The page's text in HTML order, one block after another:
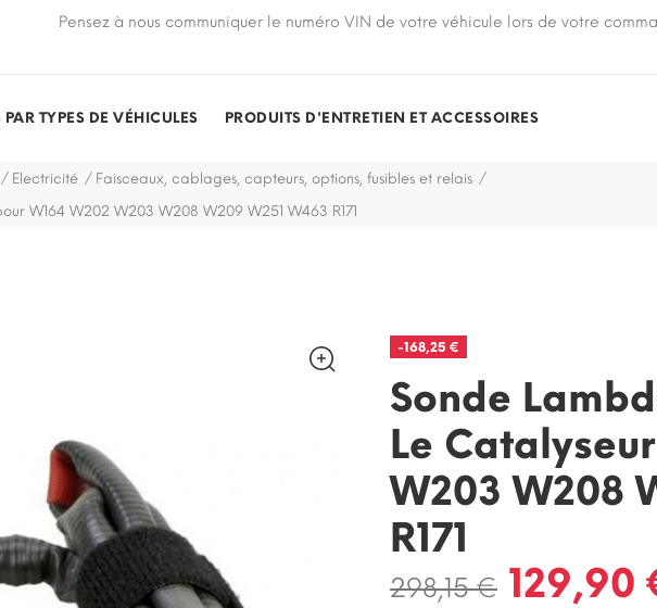
Pensez à nous communiquer le numéro VIN de votre véhicule lors de votre
PAR TYPES DE VÉHICULES PRODUITS D'ENTRETIEN ET ACCESSOIRES
Electricité
Faisceaux, cablages, capteurs, options, fusibles et relais
W164 W202 W203 W208 W209 W251 W463 R171
-168,25 €
Sonde
Le
W203 W208
R171
298,15 € 129,90